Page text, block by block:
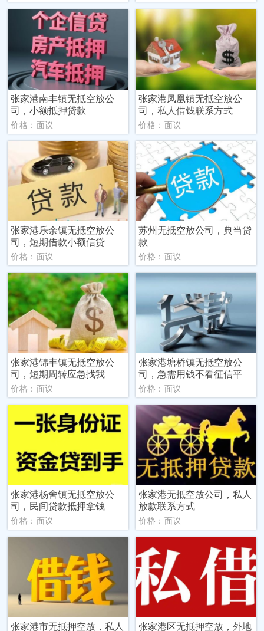
张家港南丰镇无抵空放公
司，小额抵押贷款
价格：面议
张家港凤凰镇无抵空放公
司，私人借钱联系方式
价格：面议
张家港乐余镇无抵空放公
司，短期借款小额信贷
价格：面议
苏州无抵空放公司，典当贷
款
价格：面议
张家港锦丰镇无抵空放公
司，短期周转应急找我
价格：面议
张家港塘桥镇无抵空放公
司，急需用钱不看征信平
价格：面议
张家港杨舍镇无抵空放公
司，民间贷款抵押拿钱
价格：面议
张家港无抵空放公司，私人
放款联系方式
价格：面议
张家港市无抵押空放，私人
张家港区无抵押空放，外地